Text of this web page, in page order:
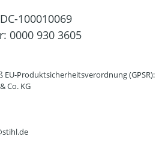
DC-100010069
0000 930 3605
EU-Produktsicherheitsverordnung (GPSR):
Co. KG